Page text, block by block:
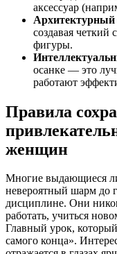
аксессуар
Архитектурный
создавая четкий
фигуры.
осанке — это
работают
Правила
женщин
Многие выдающиеся
невероятный шарм до
дисциплине. Они
работать, учиться
Главный урок,
самого конца».